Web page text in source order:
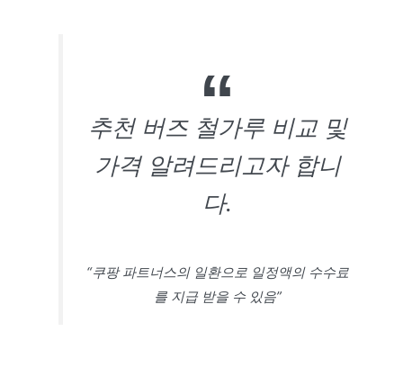
추천 버즈 철가루 비교 및
가격 알려드리고자 합니
다.
“쿠팡 파트너스의 일환으로 일정액의 수수료
를 지급 받을 수 있음”